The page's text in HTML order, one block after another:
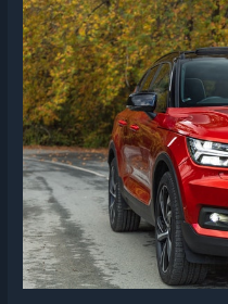
werkvloer:
9
preventietips